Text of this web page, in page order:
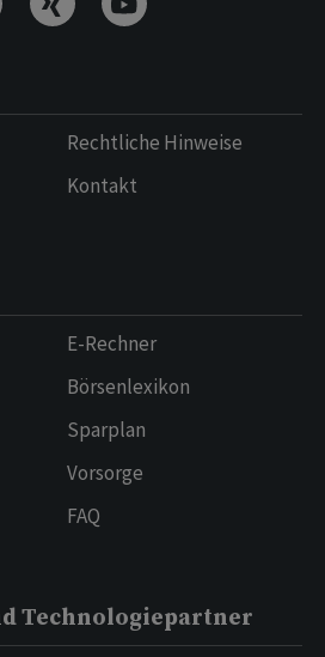
Rechtliche Hinweise
Kontakt
E-Rechner
Börsenlexikon
Sparplan
Vorsorge
FAQ
Technologiepartner